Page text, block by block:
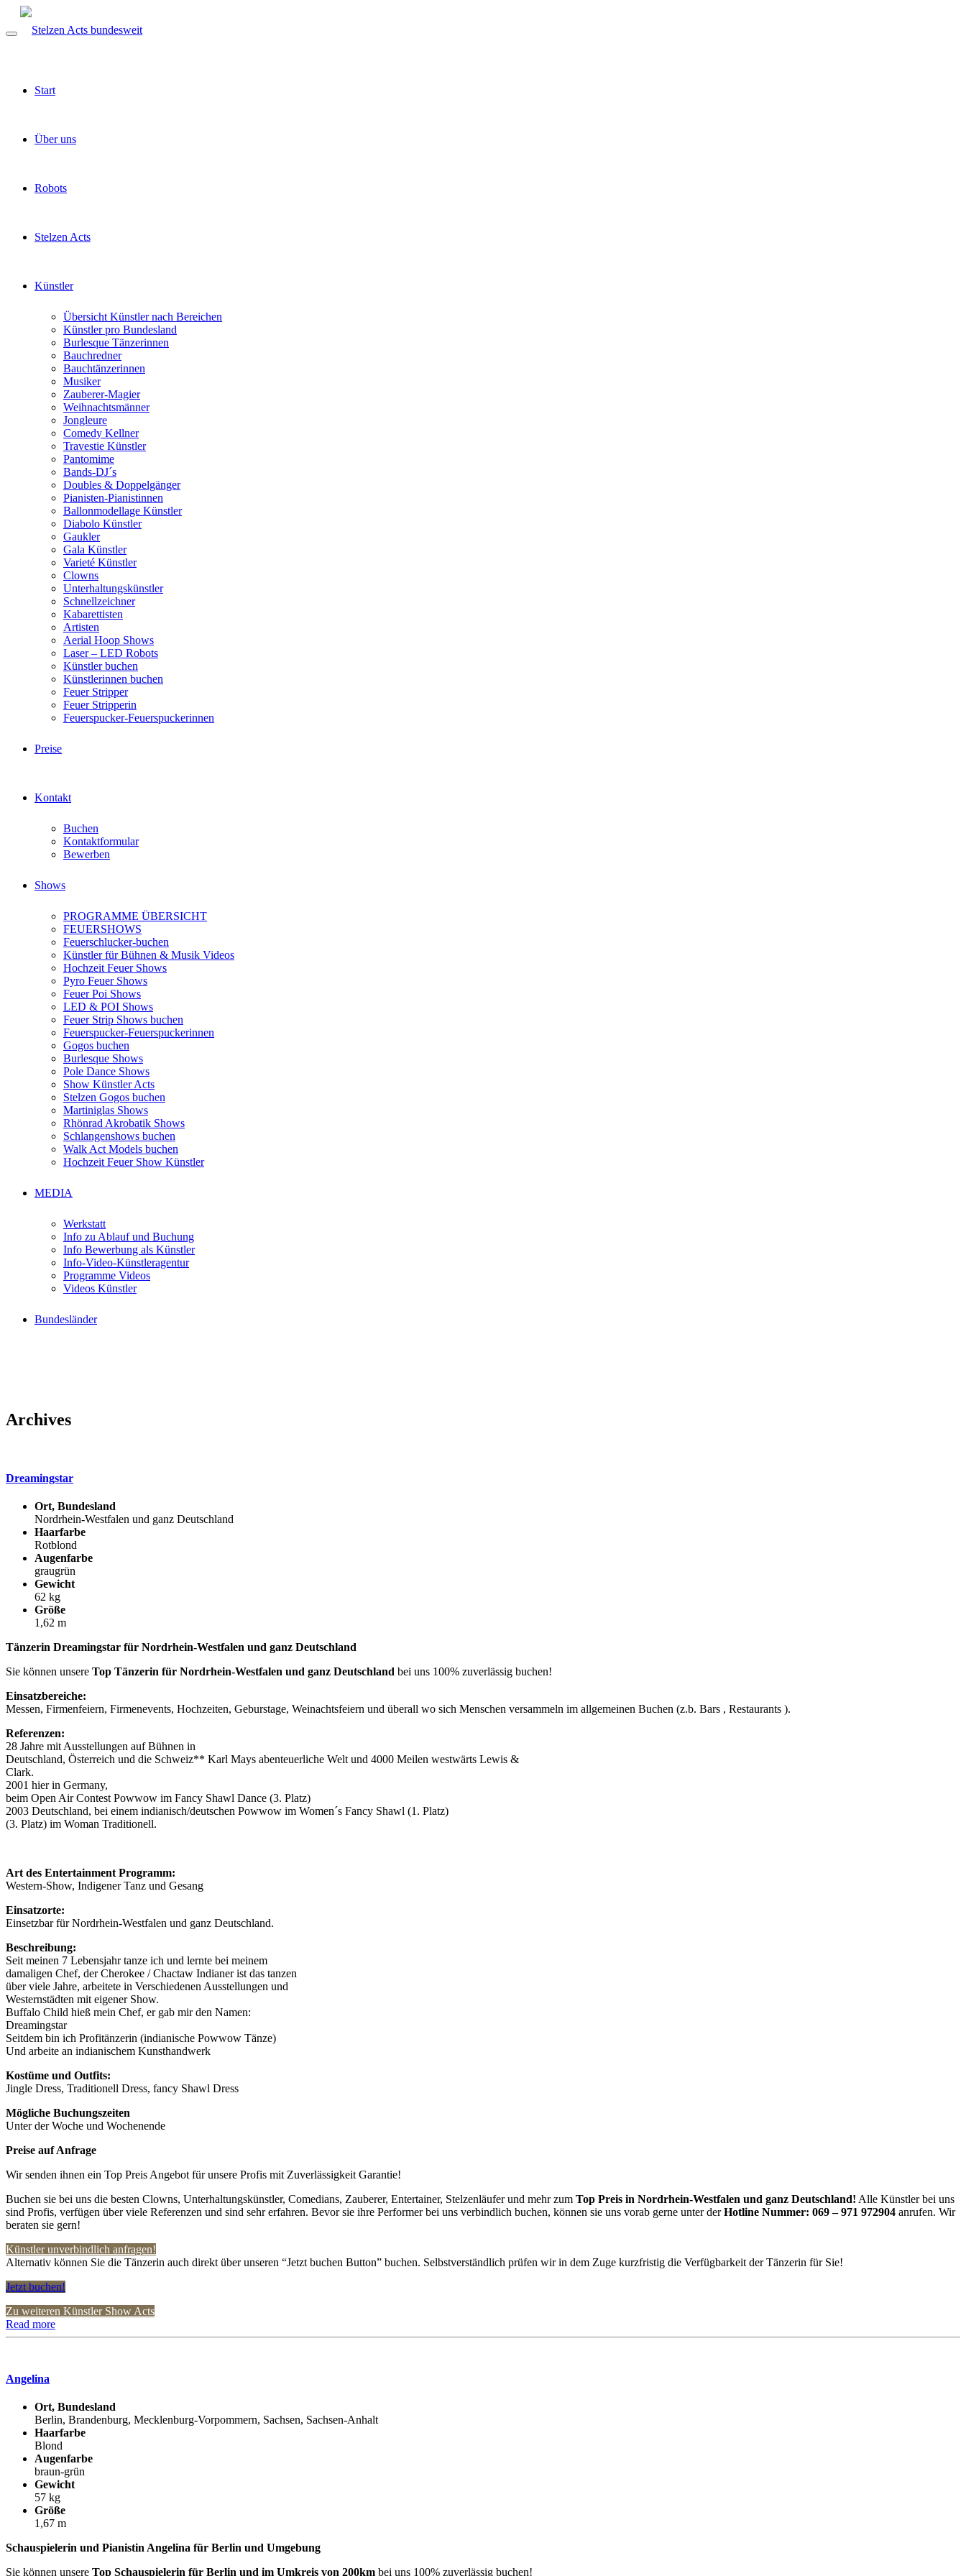
Start
Über uns
Robots
Stelzen Acts
Künstler
Übersicht Künstler nach Bereichen
Künstler pro Bundesland
Burlesque Tänzerinnen
Bauchredner
Bauchtänzerinnen
Musiker
Zauberer-Magier
Weihnachtsmänner
Jongleure
Comedy Kellner
Travestie Künstler
Pantomime
Bands-DJ´s
Doubles & Doppelgänger
Pianisten-Pianistinnen
Ballonmodellage Künstler
Diabolo Künstler
Gaukler
Gala Künstler
Varieté Künstler
Clowns
Unterhaltungskünstler
Schnellzeichner
Kabarettisten
Artisten
Aerial Hoop Shows
Laser – LED Robots
Künstler buchen
Künstlerinnen buchen
Feuer Stripper
Feuer Stripperin
Feuerspucker-Feuerspuckerinnen
Preise
Kontakt
Buchen
Kontaktformular
Bewerben
Shows
PROGRAMME ÜBERSICHT
FEUERSHOWS
Feuerschlucker-buchen
Künstler für Bühnen & Musik Videos
Hochzeit Feuer Shows
Pyro Feuer Shows
Feuer Poi Shows
LED & POI Shows
Feuer Strip Shows buchen
Feuerspucker-Feuerspuckerinnen
Gogos buchen
Burlesque Shows
Pole Dance Shows
Show Künstler Acts
Stelzen Gogos buchen
Martiniglas Shows
Rhönrad Akrobatik Shows
Schlangenshows buchen
Walk Act Models buchen
Hochzeit Feuer Show Künstler
MEDIA
Werkstatt
Info zu Ablauf und Buchung
Info Bewerbung als Künstler
Info-Video-Künstleragentur
Programme Videos
Videos Künstler
Bundesländer
Archives
Dreamingstar
Ort, Bundesland
Nordrhein-Westfalen und ganz Deutschland
Haarfarbe
Rotblond
Augenfarbe
graugrün
Gewicht
62 kg
Größe
1,62 m
Tänzerin Dreamingstar für Nordrhein-Westfalen und ganz Deutschland
Sie können unsere Top Tänzerin für Nordrhein-Westfalen und ganz Deutschland bei uns 100% zuverlässig buchen!
Einsatzbereiche:
Messen, Firmenfeiern, Firmenevents, Hochzeiten, Geburstage, Weinachtsfeiern und überall wo sich Menschen versammeln im allgemeinen Buchen (z.b. Bars , Restaurants ).
Referenzen:
28 Jahre mit Ausstellungen auf Bühnen in
Deutschland, Österreich und die Schweiz** Karl Mays abenteuerliche Welt und 4000 Meilen westwärts Lewis &
Clark.
2001 hier in Germany,
beim Open Air Contest Powwow im Fancy Shawl Dance (3. Platz)
2003 Deutschland, bei einem indianisch/deutschen Powwow im Women´s Fancy Shawl (1. Platz)
(3. Platz) im Woman Traditionell.
Art des Entertainment Programm:
Western-Show, Indigener Tanz und Gesang
Einsatzorte:
Einsetzbar für Nordrhein-Westfalen und ganz Deutschland.
Beschreibung:
Seit meinen 7 Lebensjahr tanze ich und lernte bei meinem
damaligen Chef, der Cherokee / Chactaw Indianer ist das tanzen
über viele Jahre, arbeitete in Verschiedenen Ausstellungen und
Westernstädten mit eigener Show.
Buffalo Child hieß mein Chef, er gab mir den Namen:
Dreamingstar
Seitdem bin ich Profitänzerin (indianische Powwow Tänze)
Und arbeite an indianischem Kunsthandwerk
Kostüme und Outfits:
Jingle Dress, Traditionell Dress, fancy Shawl Dress
Mögliche Buchungszeiten
Unter der Woche und Wochenende
Preise auf Anfrage
Wir senden ihnen ein Top Preis Angebot für unsere Profis mit Zuverlässigkeit Garantie!
Buchen sie bei uns die besten Clowns, Unterhaltungskünstler, Comedians, Zauberer, Entertainer, Stelzenläufer und mehr zum Top Preis in Nordrhein-Westfalen und ganz Deutschland! Alle Künstler bei uns
sind Profis, verfügen über viele Referenzen und sind sehr erfahren. Bevor sie ihre Performer bei uns verbindlich buchen, können sie uns vorab gerne unter derHotline Nummer: 069 – 971 972904 anrufen. Wir
beraten sie gern!
Künstler unverbindlich anfragen!
Alternativ können Sie die Tänzerin auch direkt über unseren “Jetzt buchen Button” buchen. Selbstverständlich prüfen wir in dem Zuge kurzfristig die Verfügbarkeit der Tänzerin für Sie!
Jetzt buchen!
Zu weiteren Künstler Show Acts
Read more
Angelina
Ort, Bundesland
Berlin, Brandenburg, Mecklenburg-Vorpommern, Sachsen, Sachsen-Anhalt
Haarfarbe
Blond
Augenfarbe
braun-grün
Gewicht
57 kg
Größe
1,67 m
Schauspielerin und Pianistin Angelina für Berlin und Umgebung
Sie können unsere Top Schauspielerin für Berlin und im Umkreis von 200km bei uns 100% zuverlässig buchen!